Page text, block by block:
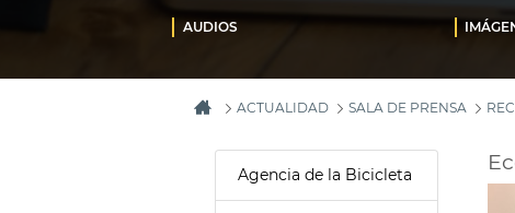
AUDIOS
ACTUALIDAD SALA DE PRENSA
Agencia de la Bicicleta